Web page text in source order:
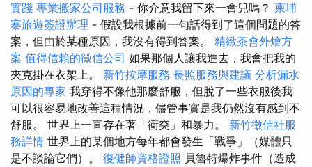
實踐 專業搬家公司服務 - 你介意我留下來一會兒嗎？ 柬埔
寨旅遊簽證辦理 - 假設我根據前一句話得到了這個問題的答
案，但由於某種原因，我沒有得到答案。 精緻茶會外燴方
案 值得信賴的徵信公司 如果那個人讓我進去，我會把我的
夾克掛在衣架上。 新竹按摩服務 長照服務與建議 分析漏水
原因的專家 我穿得不像他那麼舒服，但脫了一些衣服後我
可以很容易地改善這種情況，儘管事實是我仍然沒有感到不
舒服。 世界上一直存在著「衝突」和暴力。 新竹徵信社服
務詳情 世界上的某個地方每年都會發生「戰爭」（媒體只
是不談論它們）。 復健師資格證照 貝魯特爆炸事件（造成